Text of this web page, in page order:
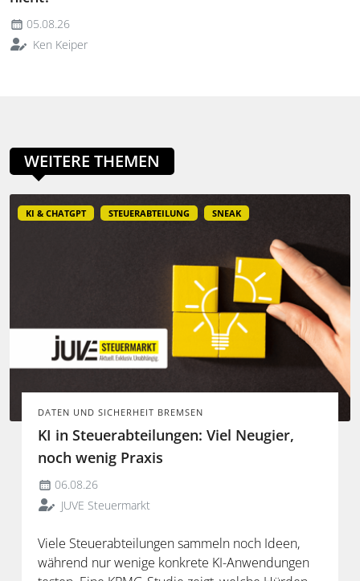
05.08.26
Ken Keiper
WEITERE THEMEN
KI & CHATGPT STEUERABTEILUNG SNEAK
DATEN UND SICHERHEIT BREMSEN
KI in Steuerabteilungen: Viel Neugier,
noch wenig Praxis
06.08.26
JUVE Steuermarkt
Viele Steuerabteilungen sammeln noch Ideen,
während nur wenige konkrete KI-Anwendungen